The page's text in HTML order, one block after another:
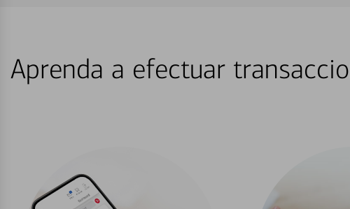
Aprenda a efectuar